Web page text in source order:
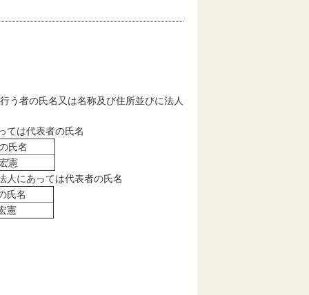
印刷する
者の氏名又は名称及び住所並びに法人
ては代表者の氏名
氏名
憲
人にあっては代表者の氏名
氏名
憲